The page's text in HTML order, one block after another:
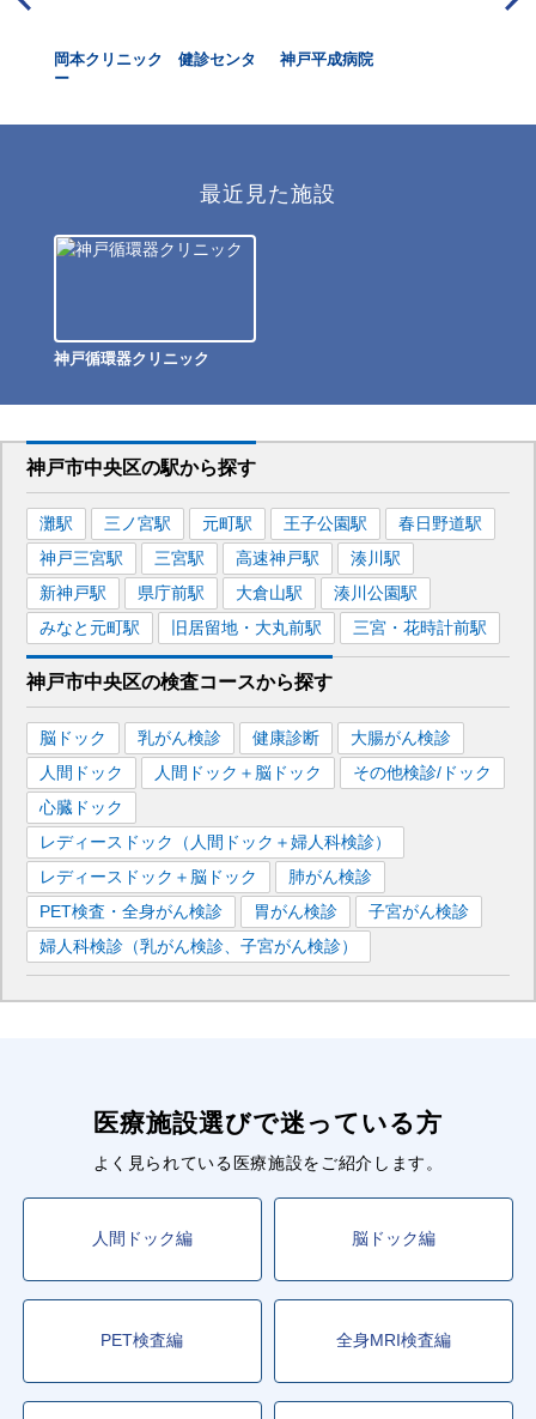
岡本クリニック 健診センタ
ー
神戸平成病院
最近見た施設
神戸循環器クリニック
神戸市中央区の駅から探す
灘駅 三ノ宮駅 元町駅 王子公園駅 春日野道駅
神戸三宮駅 三宮駅 高速神戸駅 湊川 駅
新神戸駅 県庁前駅 大倉山駅 湊川公園駅
みなと元町駅 旧居留地・大丸前駅 三宮・花時計前駅
神戸市中央区の検査コースから探す
脳ドック 乳がん検診 健康診断
大腸がん検診
人間ドック
人間ドック＋脳ドック
その他検診/ドック
心臓ドック
レディースドック（人間ドック＋婦人科検診）
レディースドック＋脳ドック
肺がん検診
PET検査・全身がん検診
胃がん検診
子宮がん検診
婦人科検診（乳がん検診、子宮がん検診）
医療施設選びで迷っている方
よく見られている医療施設をご紹介します。
人間ドック編 脳ドック編
PET検査編 全身MRI検査編